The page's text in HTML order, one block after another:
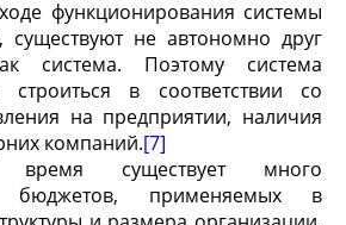
функционирования системы
существуют не автономно друг
система. Поэтому система
строиться в соответствии со
на предприятии, наличия
компаний.[7]
существует много
бюджетов, применяемых в